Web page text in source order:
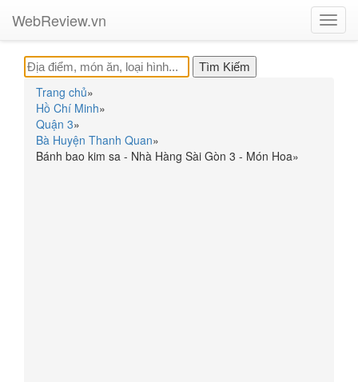
WebReview.vn
Trang chủ»
Hồ Chí Minh»
Quận 3»
Bà Huyện Thanh Quan»
Bánh bao kim sa - Nhà Hàng Sài Gòn 3 - Món Hoa»